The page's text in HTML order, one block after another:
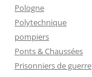
Pologne
Polytechnique
pompiers
Ponts & Chaussées
Prisonniers de guerre